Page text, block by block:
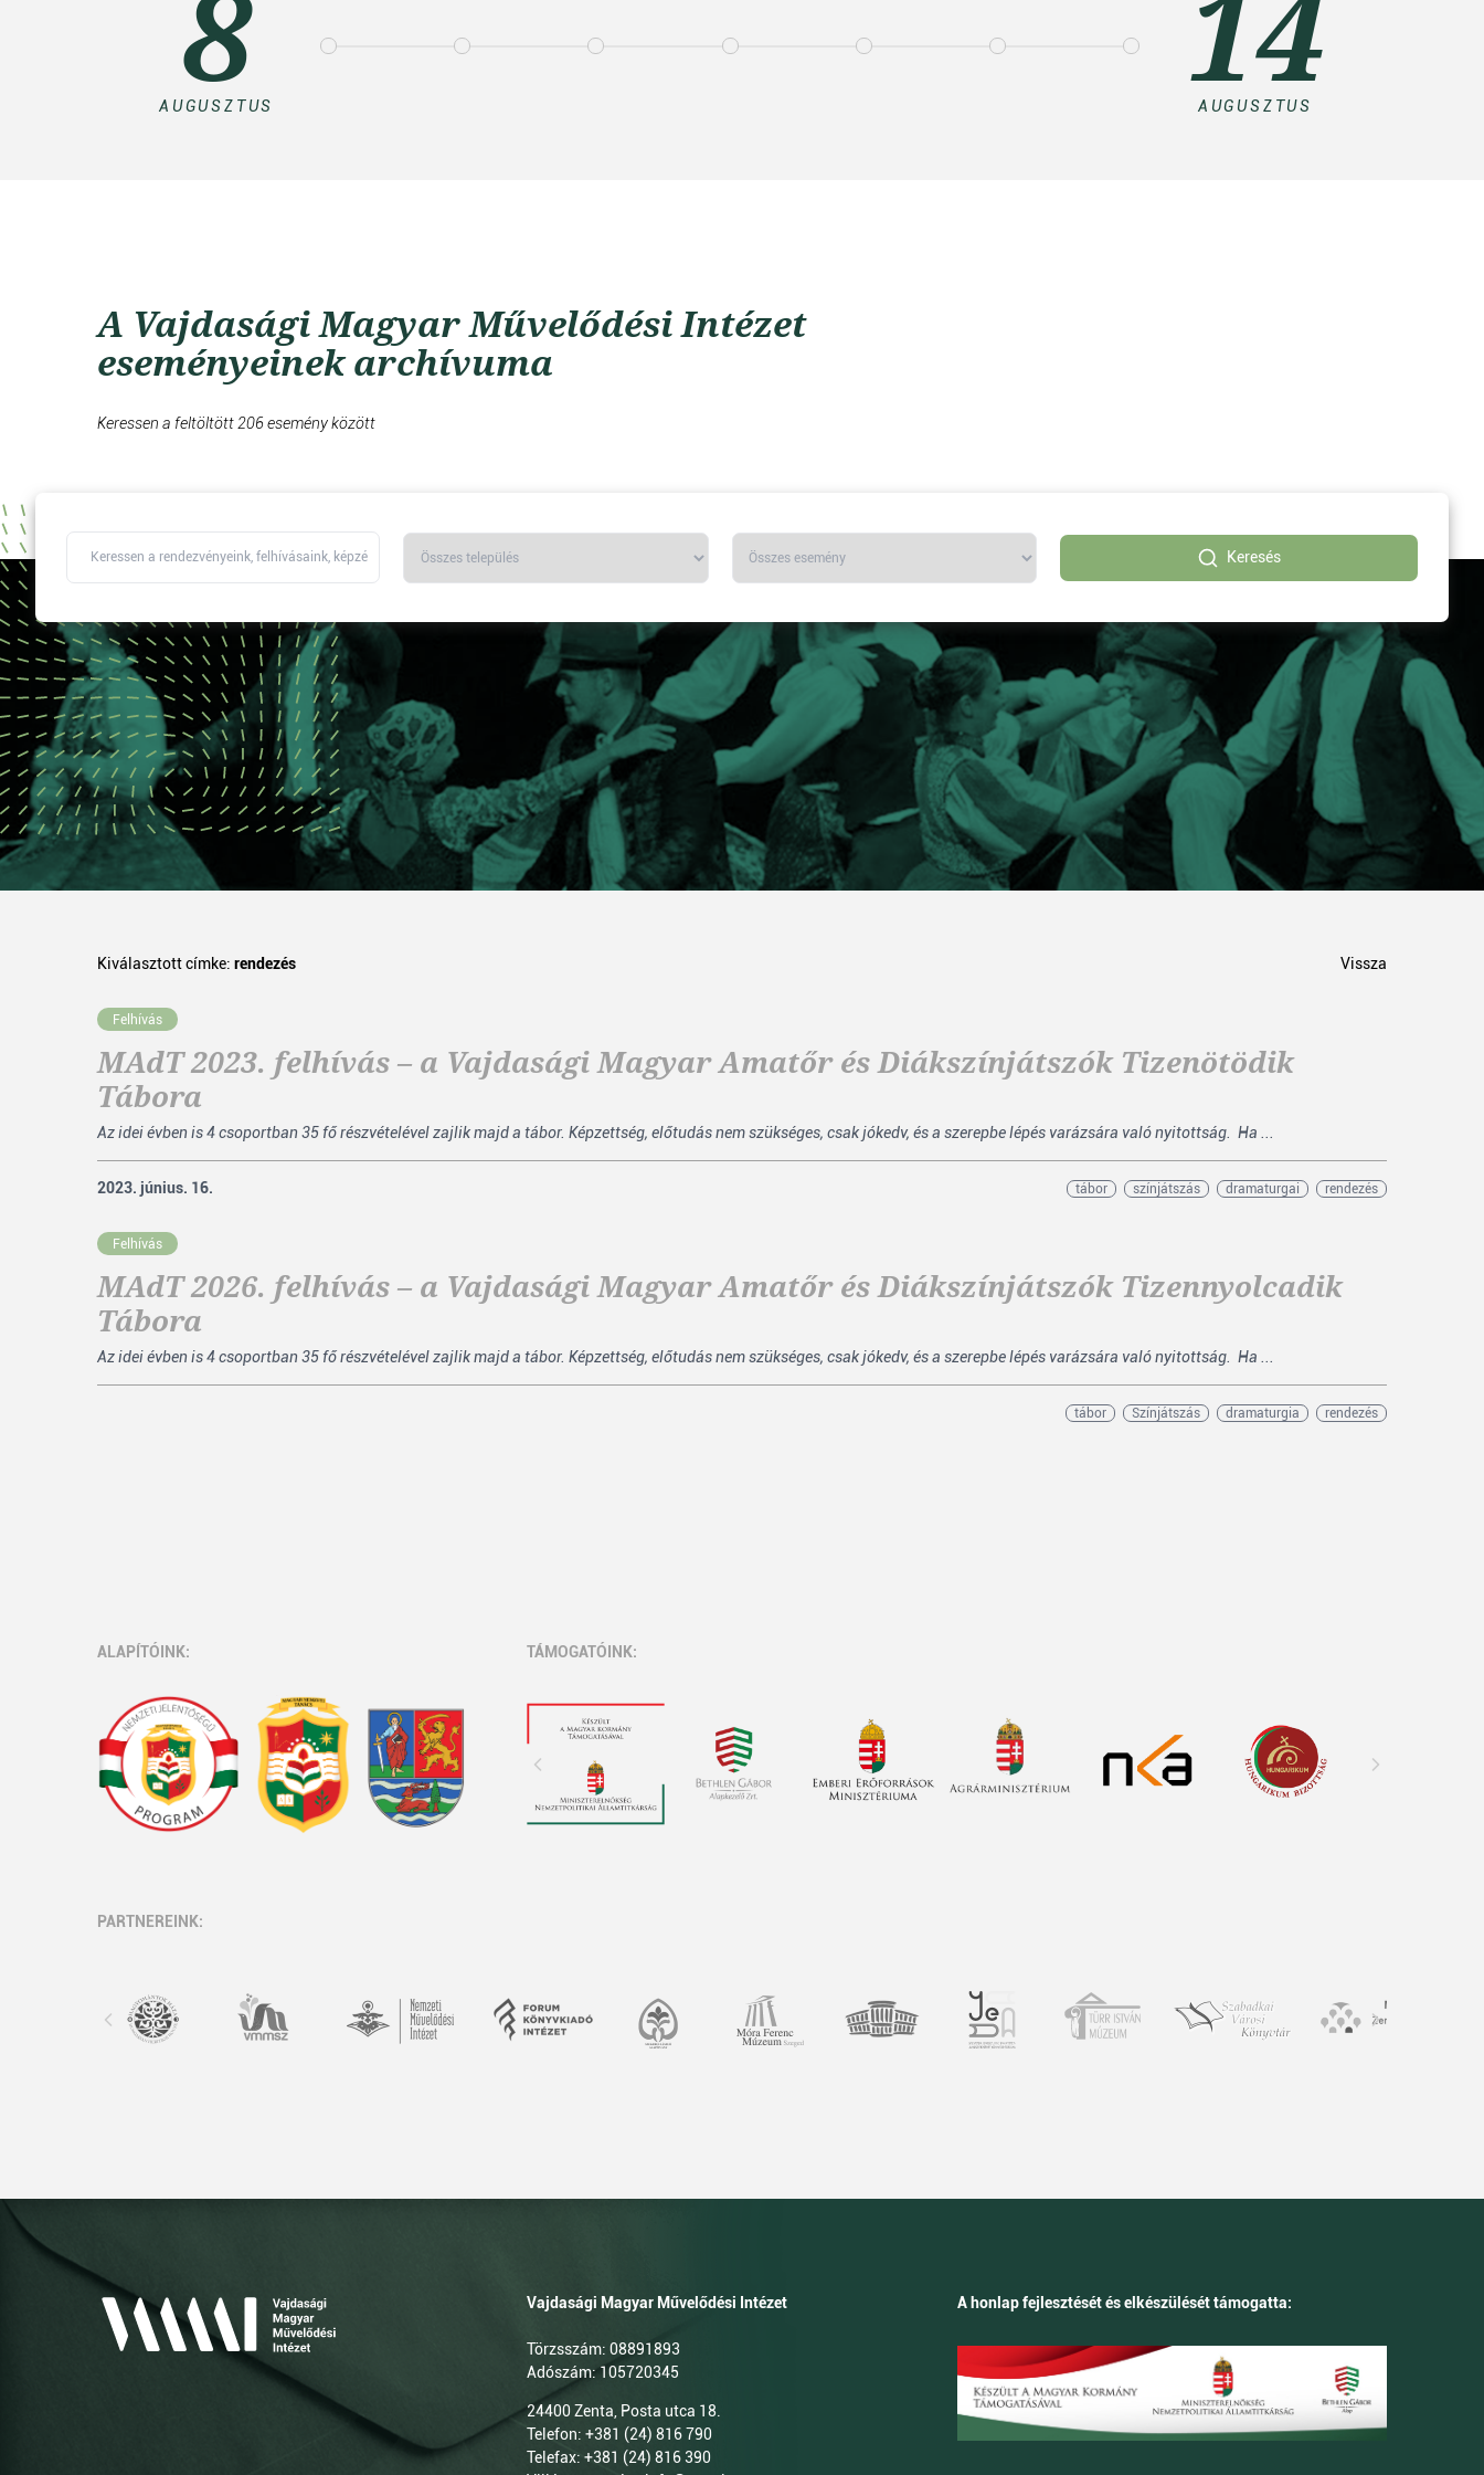
AUGUSZTUS AUGUSZTUS
A Vajdasági Magyar Művelődési Intézet
eseményeinek archívuma
Keressen a feltöltött 206 esemény között
Keresés
Kiválasztott címke: rendezés Vissza
Felhívás
MAdT 2023. felhívás – a Vajdasági Magyar Amatőr és Diákszínjátszók Tizenötödik
Tábora
Az idei évben is 4 csoportban 35 fő részvételével zajlik majd a tábor. Képzettség, előtudás nem szükséges, csak jókedv, és a szerepbe lépés varázsára való nyitottság. Ha ...
2023. június. 16. tábor színjátszás dramaturgai rendezés
Felhívás
MAdT 2026. felhívás – a Vajdasági Magyar Amatőr és Diákszínjátszók Tizennyolcadik
Tábora
Az idei évben is 4 csoportban 35 fő részvételével zajlik majd a tábor. Képzettség, előtudás nem szükséges, csak jókedv, és a szerepbe lépés varázsára való nyitottság. Ha ...
tábor Színjátszás dramaturgia rendezés
ALAPÍTÓINK: TÁMOGATÓINK:
PARTNEREINK:
Vajdasági Magyar Művelődési Intézet
Törzsszám: 08891893
Adószám: 105720345
24400 Zenta, Posta utca 18.
Telefon: +381 (24) 816 790
Telefax: +381 (24) 816 390
A honlap fejlesztését és elkészülését támogatta: